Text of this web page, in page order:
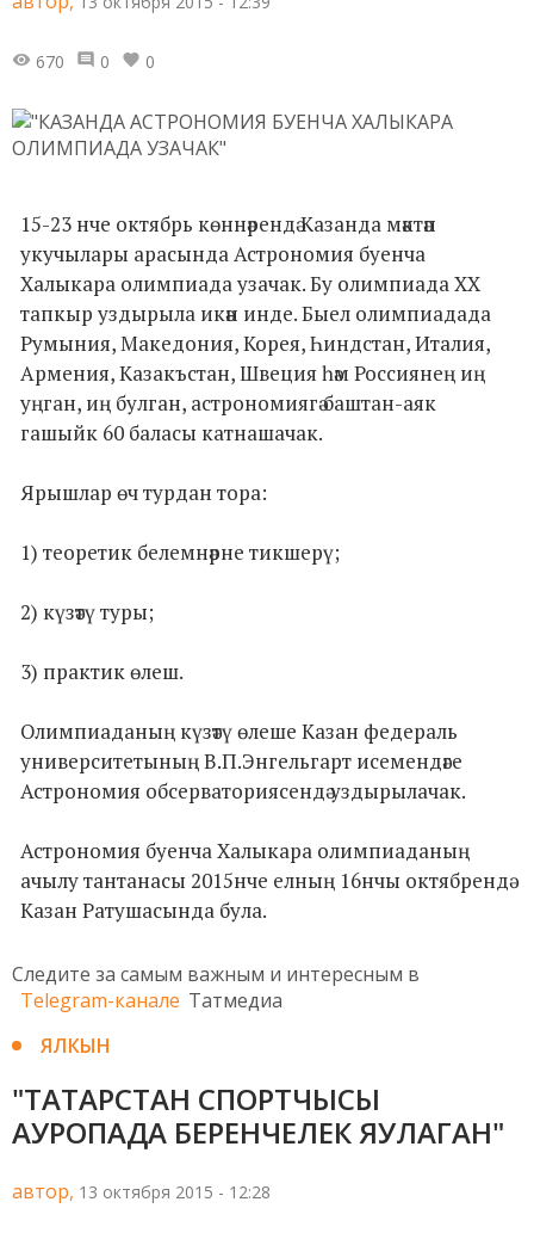
670 0 0
15-23 нче октябрь көннәрендә Казанда мәктәп
укучылары арасында Астрономия буенча
Халыкара олимпиада узачак. Бу олимпиада XX
тапкыр уздырыла икән инде. Быел олимпиадада
Румыния, Македония, Корея, Һиндстан, Италия,
Армения, Казакъстан, Швеция һәм Россиянең иң
уңган, иң булган, астрономиягә баштан-аяк
гашыйк 60 баласы катнашачак.
Ярышлар өч турдан тора:
1) теоретик белемнәрне тикшерү;
2) күзәтү туры;
3) практик өлеш.
Олимпиаданың күзәтү өлеше Казан федераль
университетының В.П.Энгельгарт исемендәге
Астрономия обсерваториясендә уздырылачак.
Астрономия буенча Халыкара олимпиаданың
ачылу тантанасы 2015нче елның 16нчы октябрендә
Казан Ратушасында була.
Следите за самым важным и интересным в
Telegram-канале Татмедиа
ЯЛКЫН
"ТАТАРСТАН СПОРТЧЫСЫ
АУРОПАДА БЕРЕНЧЕЛЕК ЯУЛАГАН"
автор, 13 октября 2015 - 12:28